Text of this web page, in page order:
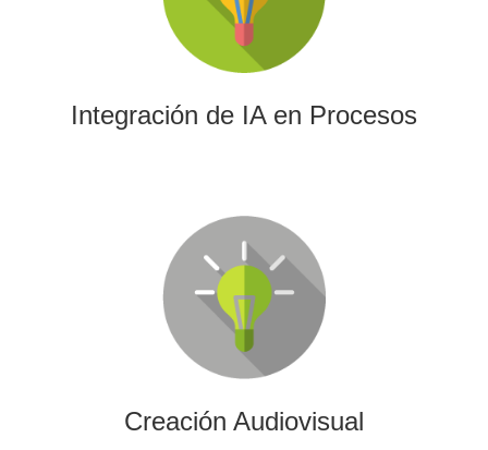
Integración de IA en Procesos
algoritmos y las herramientas más avanzadas para el
análisis de datos y la creación de contenidos.
Creación Audiovisual
Creación Audiovisual
Ofrecemos soluciones creativas, de producción y edición
para cualquier tipo de contenido audiovisual: vídeos
promocionales, spots o cobertura audiovisual de eventos.